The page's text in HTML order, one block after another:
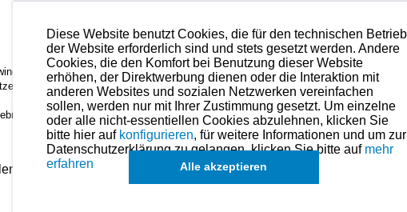
vor dem Einsetzen der Edelstahlgewindespiralen ,
STI-Kombi-Gewindebohrer.
Diese Website benutzt Cookies, die für den technischen Betrieb
der Website erforderlich sind und stets gesetzt werden. Andere
Cookies, die den Komfort bei Benutzung dieser Website
erhöhen, der Direktwerbung dienen oder die Interaktion mit
anderen Websites und sozialen Netzwerken vereinfachen
sollen, werden nur mit Ihrer Zustimmung gesetzt. Um einzelne
oder alle nicht-essentiellen Cookies abzulehnen, klicken Sie
bitte hier auf konfigurieren, für weitere Informationen und um zur
Datenschutzerklärung zu gelangen, klicken Sie bitte auf mehr
erfahren
Alle akzeptieren